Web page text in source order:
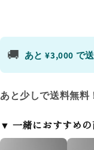
🚚 あと ¥3,000 で
あと少しで送料無料
▼ 一緒におすすめ